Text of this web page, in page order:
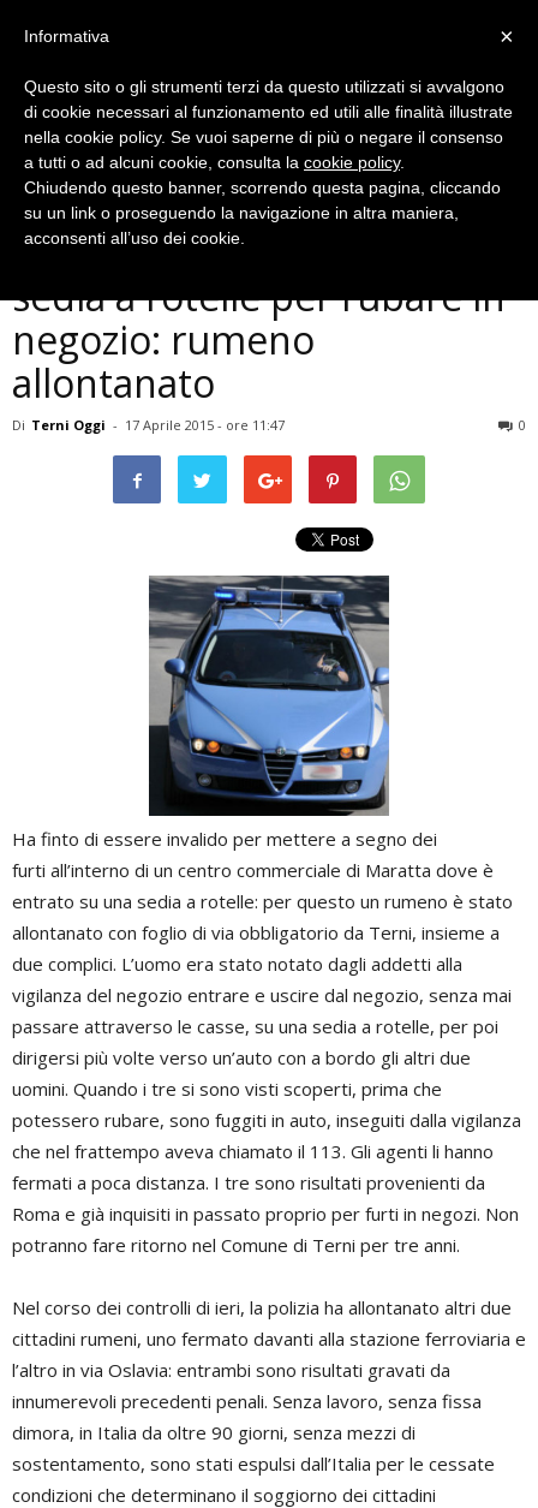
Cronaca
Terni, si finge invalido su
sedia a rotelle per rubare in
negozio: rumeno
allontanato
Di Terni Oggi - 17 Aprile 2015 - ore 11:47 0
Ha finto di essere invalido per mettere a segno dei
furti all’interno di un centro commerciale di Maratta dove è
entrato su una sedia a rotelle: per questo un rumeno è stato
allontanato con foglio di via obbligatorio da Terni, insieme a
due complici. L’uomo era stato notato dagli addetti alla
vigilanza del negozio entrare e uscire dal negozio, senza mai
passare attraverso le casse, su una sedia a rotelle, per poi
dirigersi più volte verso un’auto con a bordo gli altri due
uomini. Quando i tre si sono visti scoperti, prima che
potessero rubare, sono fuggiti in auto, inseguiti dalla vigilanza
che nel frattempo aveva chiamato il 113. Gli agenti li hanno
fermati a poca distanza. I tre sono risultati provenienti da
Roma e già inquisiti in passato proprio per furti in negozi. Non
potranno fare ritorno nel Comune di Terni per tre anni.
Nel corso dei controlli di ieri, la polizia ha allontanato altri due
cittadini rumeni, uno fermato davanti alla stazione ferroviaria e
l’altro in via Oslavia: entrambi sono risultati gravati da
innumerevoli precedenti penali. Senza lavoro, senza fissa
dimora, in Italia da oltre 90 giorni, senza mezzi di
sostentamento, sono stati espulsi dall’Italia per le cessate
condizioni che determinano il soggiorno dei cittadini
×
Informativa
Questo sito o gli strumenti terzi da questo utilizzati si avvalgono
di cookie necessari al funzionamento ed utili alle finalità illustrate
nella cookie policy. Se vuoi saperne di più o negare il consenso
a tutti o ad alcuni cookie, consulta la cookie policy.
Chiudendo questo banner, scorrendo questa pagina, cliccando
su un link o proseguendo la navigazione in altra maniera,
acconsenti all’uso dei cookie.